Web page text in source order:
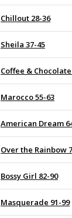
Chillout 28-36
Sheila 37-45
Coffee &
Marocco 55-63
American Dream
Over the Rainbow
Bossy Girl 82-90
Masquerade 91-99